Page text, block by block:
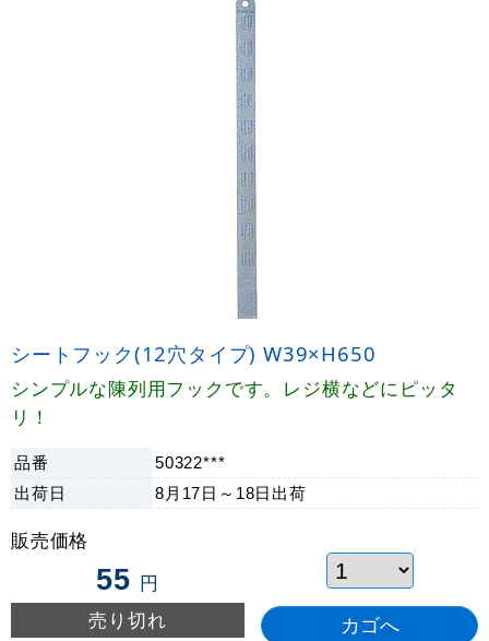
シートフック(12穴タイプ) W39×H650
シンプルな陳列用フックです。レジ横などにピッタ
リ！
品番 50322***
出荷日 8月17日～18日 出荷
販売価格
55 円
売り切れ